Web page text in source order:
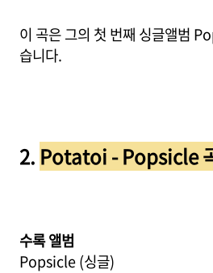
이 곡은 그의 첫 번째 싱글앨범
습니다.
2. Potatoi - Popsicle
수록 앨범
Popsicle (싱글)